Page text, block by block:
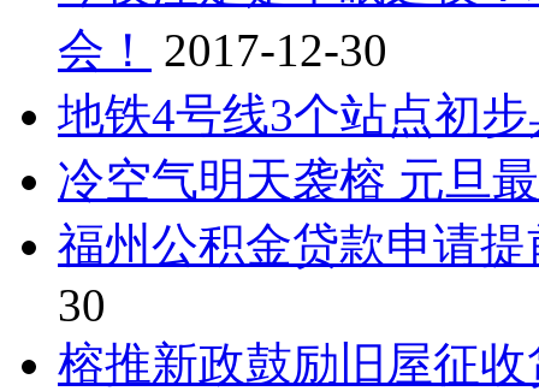
会！
2017-12-30
地铁4号线3个站点初
冷空气明天袭榕 元旦
福州公积金贷款申请
30
榕推新政鼓励旧屋征